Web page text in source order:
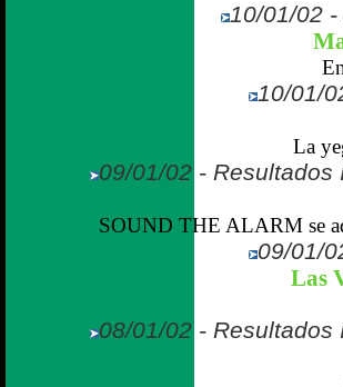
10/01/02
10/01/
La
09/01/02 -
SOUND THE ALARM se
09/01/
Las
08/01/02 -